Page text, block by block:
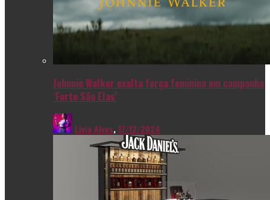
Johnnie Walker exalta força feminina em campanha
‘Forte São Elas’
Livia Alves,17/12/2024